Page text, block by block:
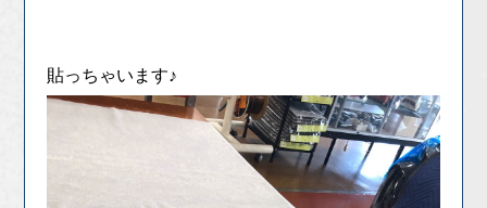
貼っちゃいます♪